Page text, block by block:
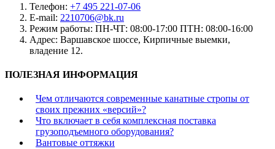
Телефон: +7 495 221-07-06
E-mail: 2210706@bk.ru
Режим работы: ПН-ЧТ: 08:00-17:00 ПТН: 08:00-16:00
Адрес: Варшавское шоссе, Кирпичные выемки,
владение 12.
ПОЛЕЗНАЯ ИНФОРМАЦИЯ
Чем отличаются современные канатные стропы от
своих прежних «версий»?
Что включает в себя комплексная поставка
грузоподъемного оборудования?
Вантовые оттяжки